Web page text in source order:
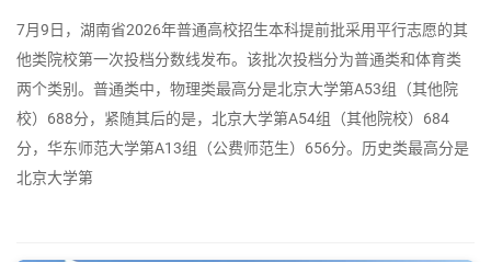
7月9日，湖南省2026年普通高校招生本科提前批采用平行志愿的其
他类院校第一次投档分数线发布。该批次投档分为普通类和体育类
两个类别。普通类中，物理类最高分是北京大学第A53组（其他院
校）688分，紧随其后的是，北京大学第A54组（其他院校）684
分，华东师范大学第A13组（公费师范生）656分。历史类最高分是
北京大学第